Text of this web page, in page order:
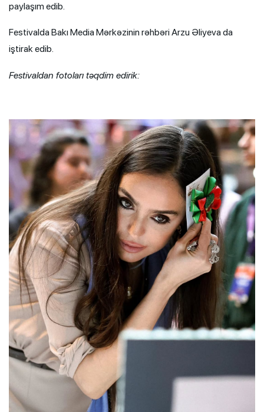
paylaşım edib.
Festivalda Bakı Media Mərkəzinin rəhbəri Arzu Əliyeva da
iştirak edib.
Festivaldan fotoları təqdim edirik: